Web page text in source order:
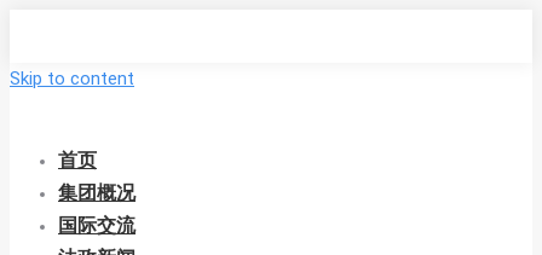
Skip to content
首页
集团概况
国际交流